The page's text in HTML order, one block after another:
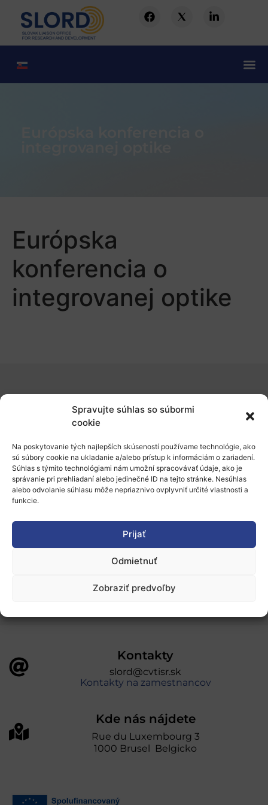
Spravujte súhlas so súbormi
cookie
Na poskytovanie tých najlepších skúseností používame technológie, ako
sú súbory cookie na ukladanie a/alebo prístup k informáciám o zariadení.
Súhlas s týmito technológiami nám umožní spracovávať údaje, ako je
správanie pri prehliadaní alebo jedinečné ID na tejto stránke. Nesúhlas
alebo odvolanie súhlasu môže nepriaznivo ovplyvniť určité vlastnosti a
funkcie.
Prijať
Odmietnuť
Zobraziť predvoľby
Európska
konferencia o
integrovanej optike
Financovanie a podpora
Stáže a pobyty
Novinky
úniou v rámci Programu Slovensko. Portál
prevádzkuje Centrum vedecko-technických
Kontakty
slord@cvtisr.sk
Kontakty na zamestnancov
Kde nás nájdete
Rue du Luxembourg 3
1000 Brusel Belgicko